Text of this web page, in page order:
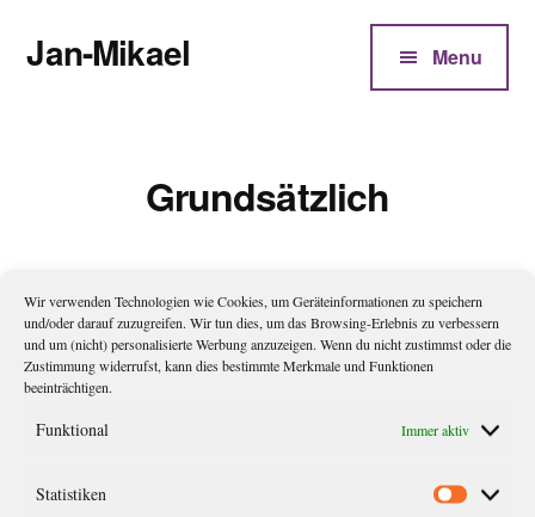
Wir verwenden Technologien wie Cookies, um Geräteinformationen zu speichern
und/oder darauf zuzugreifen. Wir tun dies, um das Browsing-Erlebnis zu verbessern
und um (nicht) personalisierte Werbung anzuzeigen. Wenn du nicht zustimmst oder die
Zustimmung widerrufst, kann dies bestimmte Merkmale und Funktionen
beeinträchtigen.
Funktional Immer aktiv
Statistiken
Inhalt
springen
menu
Jan-Mikael Menu
Grundsätzlich
Und grundsätzlich?
„Im Fußball kann grundsätzlich jeder jeden schlagen.“ Außer
die Bayern, und vielleicht Barcelona oder Real Madrid – und
Grundsätzlich ist alles möglich, ungrundsätzlich wird es dann